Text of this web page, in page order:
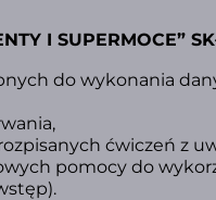
I SUPERMOCE”
do wykonania
ćwiczeń z
pomocy do